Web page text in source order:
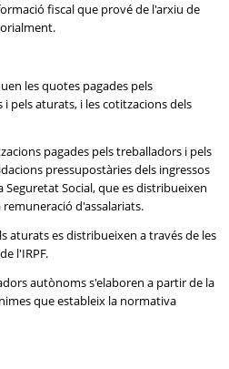
fiscal que prové de l'arxiu de
les quotes pagades pels
pels aturats, i les cotitzacions dels
pagades pels treballadors i pels
pressupostàries dels ingressos
Seguretat Social, que es distribueixen
d'assalariats.
aturats es distribueixen a través de les
l'IRPF.
autònoms s'elaboren a partir de la
que estableix la normativa